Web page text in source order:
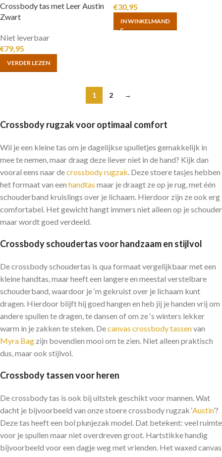
Crossbody tas met Leer Austin
Zwart
Niet leverbaar
€79,95
VERDER LEZEN
€30,95
IN WINKELMAND
1 2 →
Crossbody rugzak voor optimaal comfort
Wil je een kleine tas om je dagelijkse spulletjes gemakkelijk in
mee te nemen, maar draag deze liever niet in de hand? Kijk dan
vooral eens naar decrossbody rugzak. Deze stoere tasjes hebben
het formaat van een handtas maar je draagt ze op je rug, met één
schouderband kruislings over je lichaam. Hierdoor zijn ze ook erg
comfortabel. Het gewicht hangt immers niet alleen op je schouder
maar wordt goed verdeeld.
Crossbody schoudertas voor handzaam en stijlvol
De crossbody schoudertas is qua formaat vergelijkbaar met een
kleine handtas, maar heeft een langere en meestal verstelbare
schouderband, waardoor je ‘m gekruist over je lichaam kunt
dragen. Hierdoor blijft hij goed hangen en heb jij je handen vrij om
andere spullen te dragen, te dansen of om ze ‘s winters lekker
warm in je zakken te steken. Decanvas crossbody tassenvan
Myra Bag zijn bovendien mooi om te zien. Niet alleen praktisch
dus, maar ook stijlvol.
Crossbody tassen voor heren
De crossbody tas is ook bij uitstek geschikt voor mannen. Wat
dacht je bijvoorbeeld van onze stoere crossbody rugzak ‘Austin’?
Deze tas heeft een bol plunjezak model. Dat betekent: veel ruimte
voor je spullen maar niet overdreven groot. Hartstikke handig
bijvoorbeeld voor een dagje weg met vrienden. Het waxed canvas